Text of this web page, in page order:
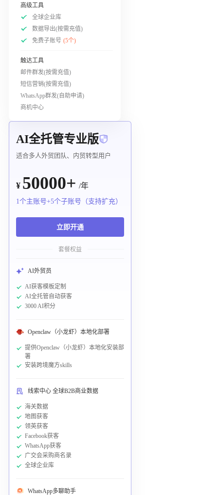
高级工具
全球企业库
数据导出(按需充值)
免费子账号 (5个)
触达工具
邮件群发(按需充值)
短信营销(按需充值)
WhatsApp群发(自助申请)
商机中心
AI全托管专业版
适合多人外贸团队、内贸转型用户
¥ 50000+ /年
1个主账号+5个子账号（支持扩充）
立即开通
套餐权益
AI外贸员
AI获客模板定制
AI全托管自动获客
3000 AI积分
Openclaw（小龙虾）本地化部署
提供Openclaw（小龙虾）本地化安装部
署
安装跨境魔方skills
线索中心 全球B2B商业数据
海关数据
地图获客
领英获客
Facebook获客
WhatsApp获客
广交会采购商名录
全球企业库
WhatsApp多聊助手